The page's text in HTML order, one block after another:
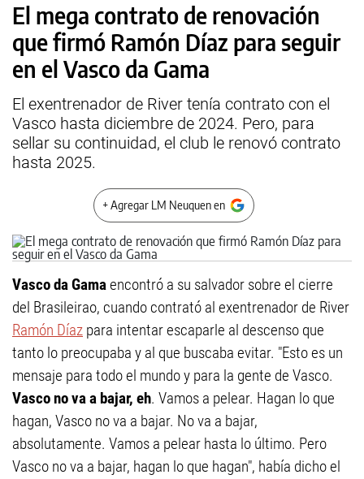
El mega contrato de renovación
que firmó Ramón Díaz para seguir
en el Vasco da Gama
El exentrenador de River tenía contrato con el
Vasco hasta diciembre de 2024. Pero, para
sellar su continuidad, el club le renovó contrato
hasta 2025.
+ Agregar LM Neuquen en
Vasco da Gamaencontró a su salvador sobre el cierre
del Brasileirao, cuando contrató al exentrenador de River
Ramón Díaz para intentar escaparle al descenso que
tanto lo preocupaba y al que buscaba evitar. "Esto es un
mensaje para todo el mundo y para la gente de Vasco.
Vasco no va a bajar, eh. Vamos a pelear. Hagan lo que
hagan, Vasco no va a bajar. No va a bajar,
absolutamente. Vamos a pelear hasta lo último. Pero
Vasco no va a bajar, hagan lo que hagan", había dicho el